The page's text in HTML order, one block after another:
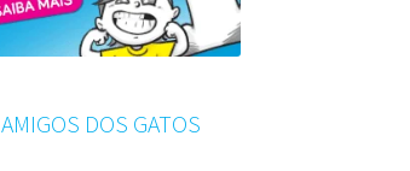
AMIGOS DOS GATOS